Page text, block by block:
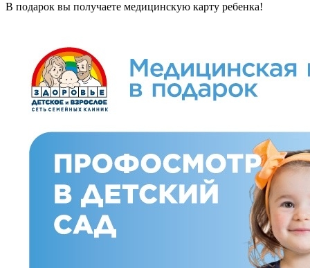
В подарок вы получаете медицинскую карту ребенка!